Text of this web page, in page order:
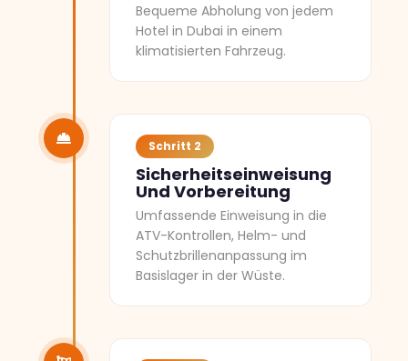
Bequeme Abholung von jedem
Hotel in Dubai in einem
klimatisierten Fahrzeug.
Schritt 2
Sicherheitseinweisung
Und Vorbereitung
Umfassende Einweisung in die
ATV-Kontrollen, Helm- und
Schutzbrillenanpassung im
Basislager in der Wüste.